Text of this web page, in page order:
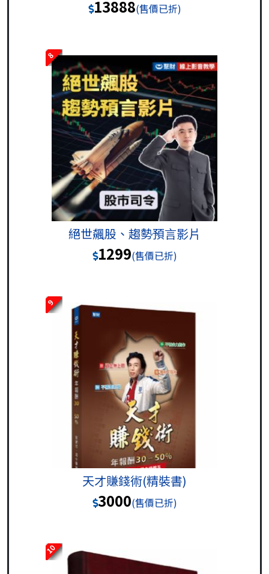
13888(售價已折)
8
絕世飆股、趨勢預言影片
1299(售價已折)
9
天才賺錢術(精裝書)
3000(售價已折)
10